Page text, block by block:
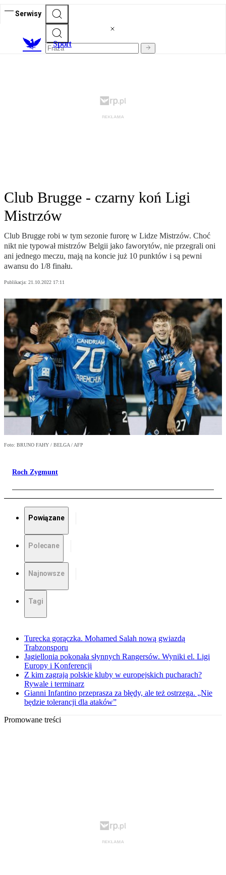
Serwisy
Sport
Club Brugge - czarny koń Ligi
Mistrzów
Club Brugge robi w tym sezonie furorę w Lidze Mistrzów. Choć
nikt nie typował mistrzów Belgii jako faworytów, nie przegrali oni
ani jednego meczu, mają na koncie już 10 punktów i są pewni
awansu do 1/8 finału.
Publikacja: 21.10.2022 17:11
Foto: BRUNO FAHY / BELGA / AFP
Roch Zygmunt
Powiązane
Polecane
Najnowsze
Tagi
Turecka gorączka. Mohamed Salah nową gwiazdą
Trabzonsporu
Jagiellonia pokonała słynnych Rangersów. Wyniki el. Ligi
Europy i Konferencji
Z kim zagrają polskie kluby w europejskich pucharach?
Rywale i terminarz
Gianni Infantino przeprasza za błędy, ale też ostrzega. „Nie
będzie tolerancji dla ataków”
Promowane treści